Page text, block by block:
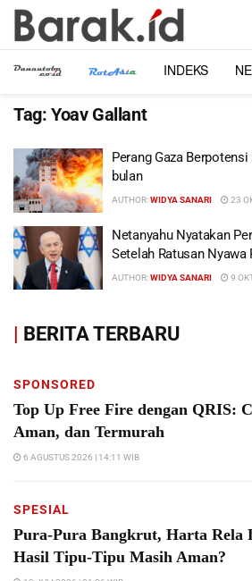
INDEKS
Tag: Yoav Gallant
Perang Gaza
bulan
AUTHOR:WIDYA SANARI 23
Netanyahu Nyatakan
Setelah Ratusan Nyawa
AUTHOR:WIDYA SANARI 9
| BERITA TERBARU
SPONSORED
Top Up Free Fire dengan QRIS:
Aman, dan Termurah
6 AGUSTUS 2026 | 14:11 WIB
SPESIAL
Pura-Pura Bangkrut, Harta Rela
Hasil Tipu-Tipu Masih Aman?